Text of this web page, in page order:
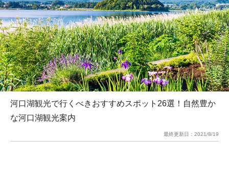
河口湖観光で行くべきおすすめスポット26選！自然豊か
な河口湖観光案内
最終更新日： 2021/8/19